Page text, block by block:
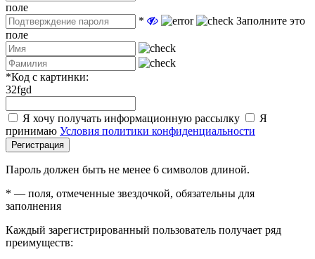
поле
*
Заполните это
поле
*Код с картинки:
32fgd
Я хочу получать информационную рассылку
Я
принимаю Условия политики конфиденциальности
Регистрация
Пароль должен быть не менее 6 символов длиной.
* — поля, отмеченные звездочкой, обязательны для
заполнения
Каждый зарегистрированный пользователь получает ряд
преимуществ: